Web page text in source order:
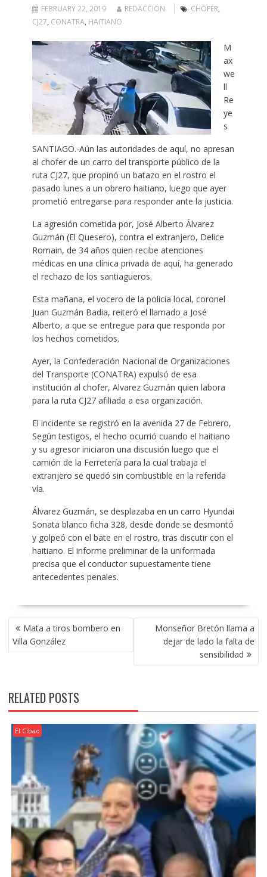
FEBRUARY 22, 2019 REDACCION CHOFER,
CJ27, CONATRA, HAITIANO
M
ax
we
ll
Re
ye
s
SANTIAGO.-Aún las autoridades de aquí, no apresan
al chofer de un carro del transporte público de la
ruta CJ27, que propinó un batazo en el rostro el
pasado lunes a un obrero haitiano, luego que ayer
prometió entregarse para responder ante la justicia.
La agresión cometida por, José Alberto Álvarez
Guzmán (El Quesero), contra el extranjero, Delice
Romain, de 34 años quien recibe atenciones
médicas en una clínica privada de aquí, ha generado
el rechazo de los santiagueros.
Esta mañana, el vocero de la policía local, coronel
Juan Guzmán Badia, reiteró el llamado a José
Alberto, a que se entregue para que responda por
los hechos cometidos.
Ayer, la Confederación Nacional de Organizaciones
del Transporte (CONATRA) expulsó de esa
institución al chofer, Alvarez Guzmán quien labora
para la ruta CJ27 afiliada a esa organización.
El incidente se registró en la avenida 27 de Febrero,
Según testigos, el hecho ocurrió cuando el haitiano
y su agresor iniciaron una discusión luego que el
camión de la Ferretería para la cual trabaja el
extranjero se quedó sin combustible en la referida
vía.
Álvarez Guzmán, se desplazaba en un carro Hyundai
Sonata blanco ficha 328, desde donde se desmontó
y golpeó con el bate en el rostro, tras discutir con el
haitiano. El informe preliminar de la uniformada
precisa que el conductor supuestamente tiene
antecedentes penales.
POST
NAVIGATION
Mata a tiros bombero en
Villa González
Monseñor Bretón llama a
dejar de lado la falta de
sensibilidad
RELATED POSTS
El Cibao